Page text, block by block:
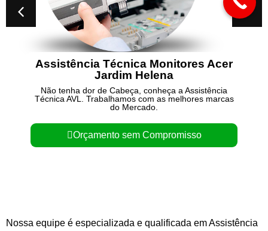
Assistência Técnica Monitores Acer
Jardim Helena
Não tenha dor de Cabeça, conheça a Assistência
Técnica AVL. Trabalhamos com as melhores marcas
do Mercado.
Orçamento sem Compromisso
Nossa equipe é especializada e qualificada em Assistência